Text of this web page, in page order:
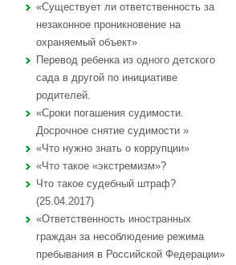
«Существует ли ответственность за
незаконное проникновение на
охраняемый объект»
Перевод ребенка из одного детского
сада в другой по инициативе
родителей.
«Сроки погашения судимости.
Досрочное снятие судимости »
«Что нужно знать о коррупции»
«Что такое «экстремизм»?
Что такое судебный штраф?
(25.04.2017)
«Ответственность иностранных
граждан за несоблюдение режима
пребывания в Российской Федерации»